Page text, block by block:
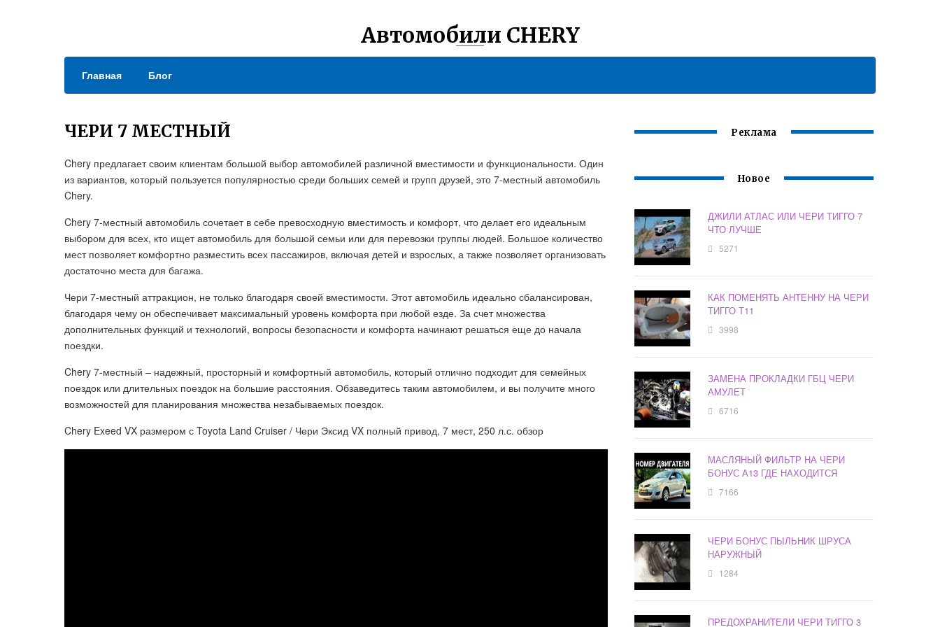
Автомобили CHERY
Главная Блог
ЧЕРИ 7 МЕСТНЫЙ
Chery предлагает своим клиентам большой выбор автомобилей различной вместимости и функциональности. Один
из вариантов, который пользуется популярностью среди больших семей и групп друзей, это 7-местный автомобиль
Chery.
Chery 7-местный автомобиль сочетает в себе превосходную вместимость и комфорт, что делает его идеальным
выбором для всех, кто ищет автомобиль для большой семьи или для перевозки группы людей. Большое количество
мест позволяет комфортно разместить всех пассажиров, включая детей и взрослых, а также позволяет организовать
достаточно места для багажа.
Чери 7-местный аттракцион, не только благодаря своей вместимости. Этот автомобиль идеально сбалансирован,
благодаря чему он обеспечивает максимальный уровень комфорта при любой езде. За счет множества
дополнительных функций и технологий, вопросы безопасности и комфорта начинают решаться еще до начала
поездки.
Chery 7-местный – надежный, просторный и комфортный автомобиль, который отлично подходит для семейных
поездок или длительных поездок на большие расстояния. Обзаведитесь таким автомобилем, и вы получите много
возможностей для планирования множества незабываемых поездок.
Chery Exeed VX размером с Toyota Land Cruiser / Чери Эксид VX полный привод, 7 мест, 250 л.с. обзор
Реклама
Новое
ДЖИЛИ АТЛАС ИЛИ ЧЕРИ ТИГГО 7
ЧТО ЛУЧШЕ
5271
КАК ПОМЕНЯТЬ АНТЕННУ НА ЧЕРИ
ТИГГО Т11
3998
ЗАМЕНА ПРОКЛАДКИ ГБЦ ЧЕРИ
АМУЛЕТ
6716
МАСЛЯНЫЙ ФИЛЬТР НА ЧЕРИ
БОНУС А13 ГДЕ НАХОДИТСЯ
7166
ЧЕРИ БОНУС ПЫЛЬНИК ШРУСА
НАРУЖНЫЙ
1284
ПРЕДОХРАНИТЕЛИ ЧЕРИ ТИГГО 3